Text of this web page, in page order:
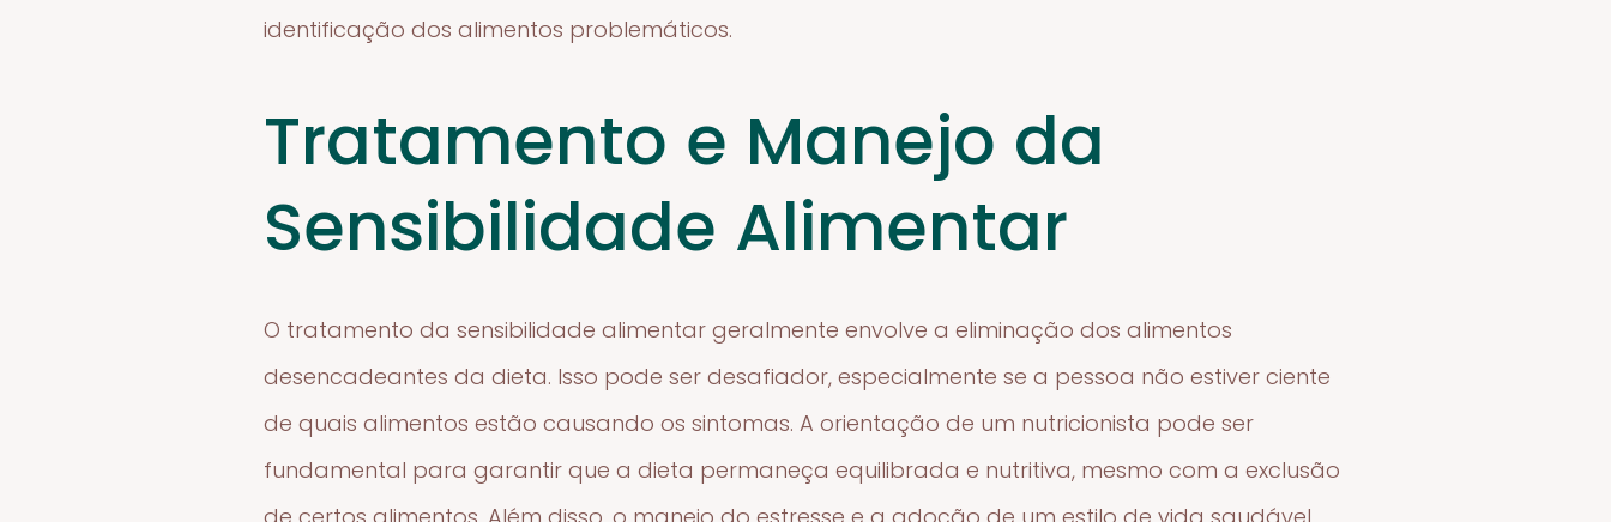
identificação dos alimentos problemáticos.
Tratamento e Manejo da
Sensibilidade Alimentar
O tratamento da sensibilidade alimentar geralmente envolve a eliminação dos alimentos
desencadeantes da dieta. Isso pode ser desafiador, especialmente se a pessoa não estiver ciente
de quais alimentos estão causando os sintomas. A orientação de um nutricionista pode ser
fundamental para garantir que a dieta permaneça equilibrada e nutritiva, mesmo com a exclusão